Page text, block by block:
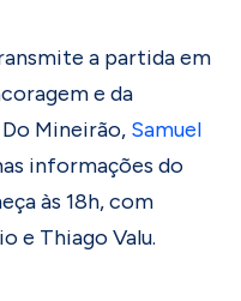
a partida em
e da
Mineirão, Samuel
informações do
às 18h, com
e Thiago Valu.